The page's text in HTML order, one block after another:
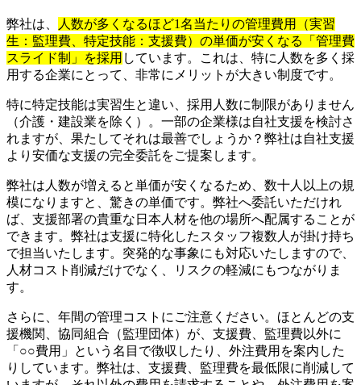
弊社は、
人数が多くなるほど1名当たりの管理費用（実習
生：監理費、特定技能：支援費）の単価が安くなる「管理費
スライド制」を採用 しています。これは、特に人数を多く採
用する企業にとって、非常にメリットが大きい制度です。
特に特定技能は実習生と違い、採用人数に制限がありません
（介護・建設業を除く）。一部の企業様は自社支援を検討さ
れますが、果たしてそれは最善でしょうか？弊社は自社支援
より安価な支援の完全委託をご提案します。
弊社は人数が増えると単価が安くなるため、数十人以上の規
模になりますと、驚きの単価です。弊社へ委託いただけれ
ば、支援部署の貴重な日本人材を他の場所へ配属することが
できます。弊社は支援に特化したスタッフ複数人が掛け持ち
で担当いたします。突発的な事象にも対応いたしますので、
人材コスト削減だけでなく、リスクの軽減にもつながりま
す。
さらに、年間の管理コストにご注意ください。ほとんどの支
援機関、協同組合（監理団体）が、支援費、監理費以外に
「○○費用」という名目で徴収したり、外注費用を案内した
りしています。弊社は、支援費、監理費を最低限に削減して